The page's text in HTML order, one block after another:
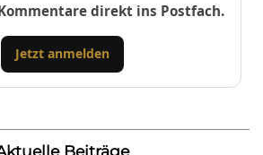
direkt ins Postfach.
Jetzt anmelden
Beiträge